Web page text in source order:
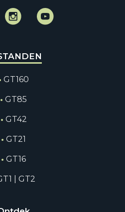
InstagramInstagram
GT160
GT85
GT42
GT21
GT16
| GT2